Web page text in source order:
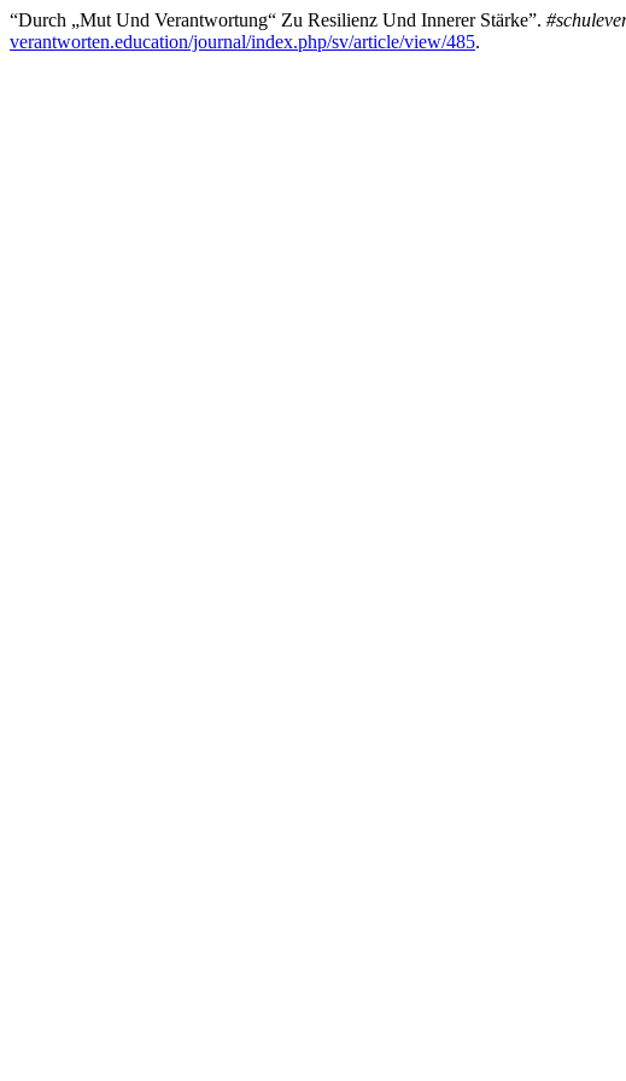
“Durch „Mut Und Verantwortung“ Zu Resilienz Und Innerer Stärke”.
verantworten.education/journal/index.php/sv/article/view/485.